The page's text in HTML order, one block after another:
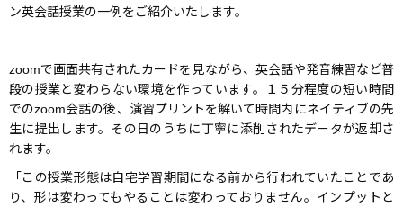
ン英会話授業の一例をご紹介いたします。
zoomで画面共有されたカードを見ながら、英会話や発音練習など普
段の授業と変わらない環境を作っています。１５分程度の短い時間
でのzoom会話の後、演習プリントを解いて時間内にネイティブの先
生に提出します。その日のうちに丁寧に添削されたデータが返却さ
れます。
「この授業形態は自宅学習期間になる前から行われていたことであ
り、形は変わってもやることは変わっておりません。インプットと